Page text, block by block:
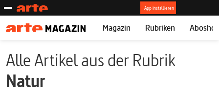
Magazin Rubriken
Alle Artikel aus der Rubrik
Natur